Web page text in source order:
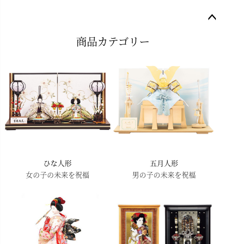
商品カテゴリー
ひな人形
女の子の未来を祝福
五月人形
男の子の未来を祝福